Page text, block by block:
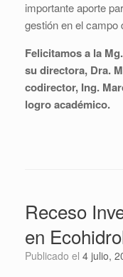
importante aporte
gestión en el campo
Felicitamos a la
su directora, Dra.
codirector, Ing.
logro académico.
Receso
en
Publicado el 4 julio,